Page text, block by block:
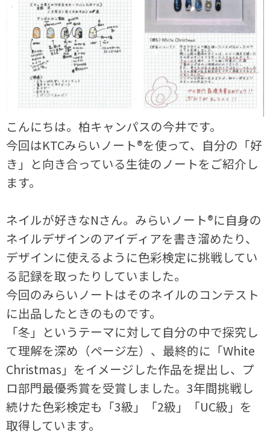
こんにちは。柏キャンパスの今井です。
今回はKTCみらいノート®︎を使って、自分の「好
き」と向き合っている生徒のノートをご紹介し
ます。
ネイルが好きなNさん。みらいノート®︎に自身の
ネイルデザインのアイディアを書き溜めたり、
デザインに使えるように色彩検定に挑戦してい
る記録を取ったりしていました。
今回のみらいノートはそのネイルのコンテスト
に出品したときのものです。
「冬」というテーマに対して自分の中で探究し
て理解を深め（ページ左）、最終的に「White
Christmas」をイメージした作品を提出し、プ
ロ部門最優秀賞を受賞しました。3年間挑戦し
続けた色彩検定も「3級」「2級」「UC級」を
取得しています。